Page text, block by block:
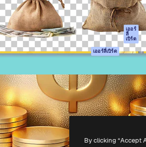
เครื่องกำเนิดเสียง AI
สต็อกเนื้อหา
MCP สำหรับ
Claude/ChatGPT
เออร์
ลี่
เบิร์ด
Agents เออร์ลี่เบิร์ด
แอปมือถือ
เครื่องมือ Magnific
ทั้งหมด
Company S.L.U.สงวนลิขสิทธิ์
By clicking “Accept